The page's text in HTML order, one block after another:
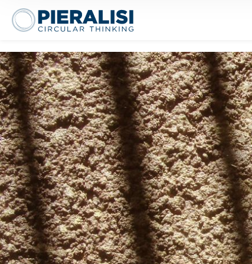
Pieralisi Maip Spa